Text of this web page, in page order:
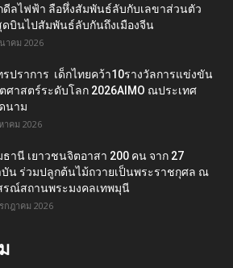
ดีลไฟฟ้า ลือหึ่งสัมพันธ์ลับกับเลขาส่วนตัว
ดบินไปสัมพันธ์ลับกันถึงเมืองจีน
าคม 2026
รปราการ เด็กไทยคว้า10รางวัลการแข่งขัน
ศาสตร์ระดับโลก 2026AIMO ณประเทศ
นาม
าคม 2026
านี เยาวชนจิตอาสา 200 คน จาก 27
บัน ร่วมปลูกต้นไม้ถวายเป็นพระราชกุศล ณ
รณ์สถานพระมงคลเทพมุนี
กฎาคม 2026